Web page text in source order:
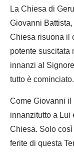
La Chiesa di
Giovanni
Chiesa risuona il
potente
innanzi al
tutto è cominciato.
Come Giovanni
innanzitutto a
Chiesa. Solo
ferite di questa